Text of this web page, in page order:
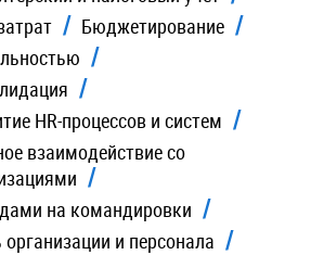
Бюджетирование
HR-процессов и систем
взаимодействие со
на командировки
и персонала